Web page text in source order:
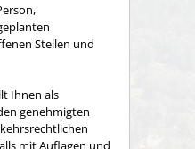
Stellen und
Ihnen als
genehmigten
mit Auflagen und